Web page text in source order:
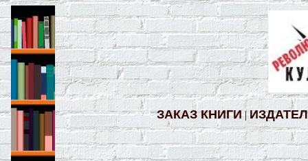
ЗАКАЗ КНИГИ|